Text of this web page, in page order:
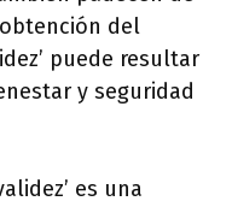
del
puede resultar
y seguridad
es una